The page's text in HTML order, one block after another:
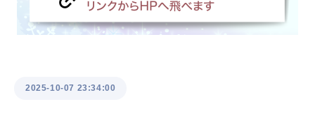
2025-10-07 23:34:00